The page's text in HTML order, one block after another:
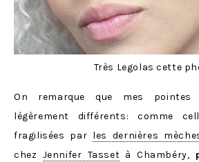
Très Legolas cette
On remarque que mes
légèrement différents: comme
fragilisées par les dernières
chez Jennifer Tasset à Chambéry,